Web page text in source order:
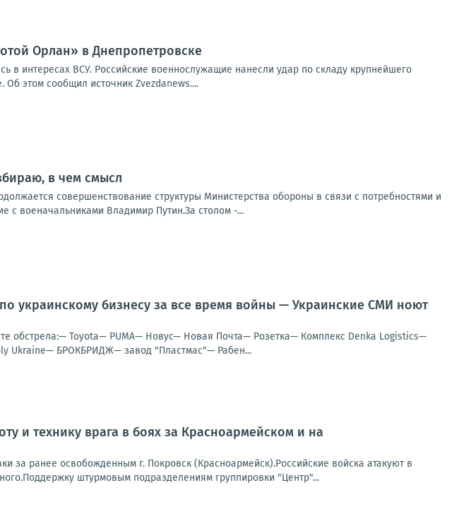
Орлан» в Днепропетровске
в интересах ВСУ. Российские военнослужащие нанесли удар по складу крупнейшего
Об этом сообщил источник Zvezdanews....
в чем смысл
совершенствование структуры Министерства обороны в связи с потребностями и
с военачальниками Владимир Путин.За столом -...
украинскому бизнесу за все время войны — Украинские СМИ ноют
обстрела:— Toyota— PUMA— Новус— Новая Почта— Розетка— Комплекс Denka Logistics—
Ukraine— БРОКБРИДЖ— завод "Пластмас"— Рабен...
и технику врага в боях за Красноармейском и на
за ранее освобожденным г. Покровск (Красноармейск).Российские войска атакуют в
штурмовым подразделениям группировки "Центр"...